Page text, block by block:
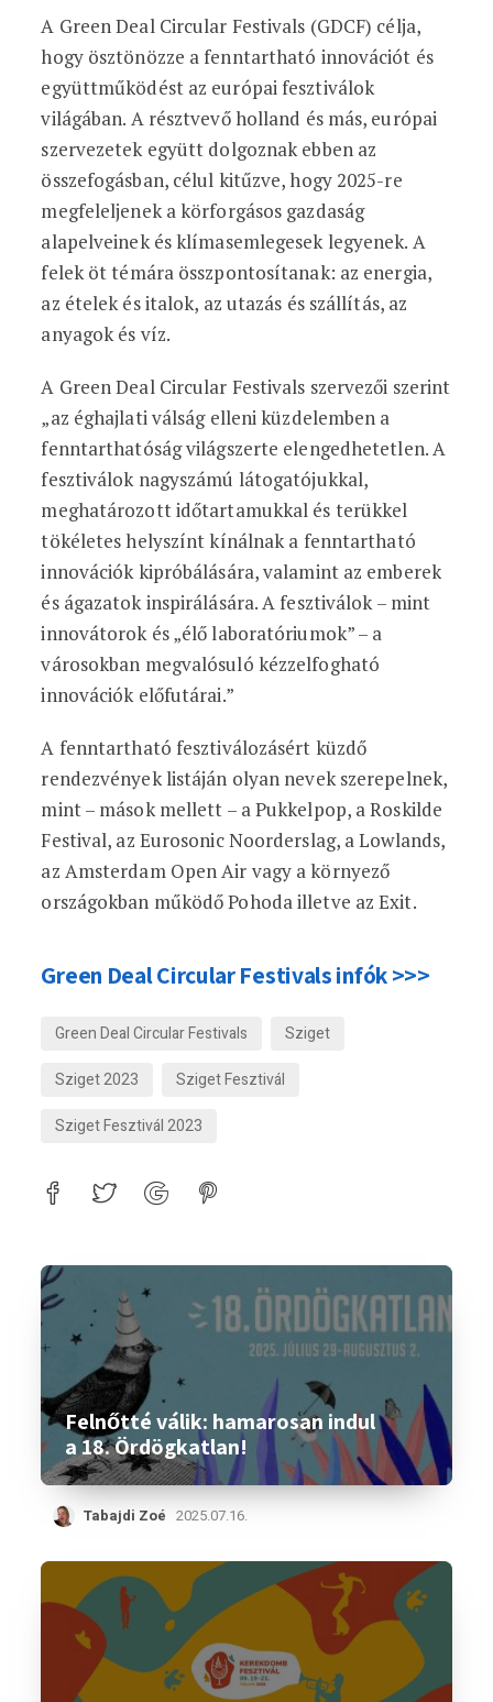
A Green Deal Circular Festivals (GDCF) célja,
hogy ösztönözze a fenntartható innovációt és
együttműködést az európai fesztiválok
világában. A résztvevő holland és más, európai
szervezetek együtt dolgoznak ebben az
összefogásban, célul kitűzve, hogy 2025-re
megfeleljenek a körforgásos gazdaság
alapelveinek és klímasemlegesek legyenek. A
felek öt témára összpontosítanak: az energia,
az ételek és italok, az utazás és szállítás, az
anyagok és víz.
A Green Deal Circular Festivals szervezői szerint
„az éghajlati válság elleni küzdelemben a
fenntarthatóság világszerte elengedhetetlen. A
fesztiválok nagyszámú látogatójukkal,
meghatározott időtartamukkal és terükkel
tökéletes helyszínt kínálnak a fenntartható
innovációk kipróbálására, valamint az emberek
és ágazatok inspirálására. A fesztiválok – mint
innovátorok és „élő laboratóriumok” – a
városokban megvalósuló kézzelfogható
innovációk előfutárai.”
A fenntartható fesztiválozásért küzdő
rendezvények listáján olyan nevek szerepelnek,
mint – mások mellett – a Pukkelpop, a Roskilde
Festival, az Eurosonic Noorderslag, a Lowlands,
az Amsterdam Open Air vagy a környező
országokban működő Pohoda illetve az Exit.
Green Deal Circular Festivals infók >>>
Green Deal Circular Festivals
Sziget
Sziget 2023
Sziget Fesztivál
Sziget Fesztivál 2023
Felnőtté válik: hamarosan indul
a 18. Ördögkatlan!
Tabajdi Zoé 2025.07.16.